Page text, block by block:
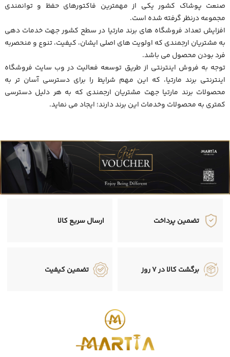
صنعت پوشاک کشور یکی از مهمترین فاکتورهای حفظ و توانمندی
مجموعه درنظر گرفته شده است.
افزایش تعداد فروشگاه های برند مارتیا در سطح کشور جهت خدمات دهی
به مشتریان ارجمندی که اولویت های اصلی ایشان، کیفیت، تنوع و منحصربه
فرد بودن محصول می باشد.
توجه به فروش اینترنتی از طریق توسعه فعالیت در وب سایت فروشگاه
اینترنتی برند مارتیا، که این مهم شرایط را برای دسترسی آسان تر به
محصولات برند مارتیا جهت مشتریان ارجمندی که به هر دلیل دسترسی
کمتری به محصولات وخدمات این برند دارند؛ ایجاد می نماید.
تضمین پرداخت ارسال سریع کالا
برگشت کالا در 7 روز تضمین کیفیت